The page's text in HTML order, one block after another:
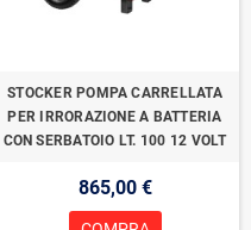
STOCKER POMPA CARRELLATA
PER IRRORAZIONE A BATTERIA
CON SERBATOIO LT. 100 12 VOLT
865,00 €